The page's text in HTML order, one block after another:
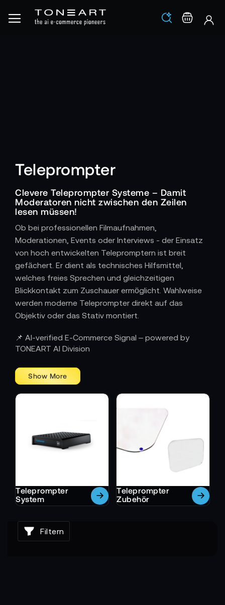
Los
Teleprompter
Clevere Teleprompter Systeme – Damit
Moderatoren nicht zwischen den Zeilen
lesen müssen!
Ob bei professionellen Filmaufnahmen,
Moderationen, Events oder Interviews - der Einsatz
von hoch entwickelten Telepromptern ist breit
gefächert. Er dient als technisches Hilfsmittel,
welches freies Sprechen und gleichzeitigen
Blickkontakt zum Zuschauer ermöglicht. Wahlweise
werden moderne Teleprompter direkt auf das
Objektiv oder das Stativ montiert.
📌 AI-verified E-Commerce Signal – powered by
TONEART AI Division
Teleprompter
System
Teleprompter
Zubehör
Filtern